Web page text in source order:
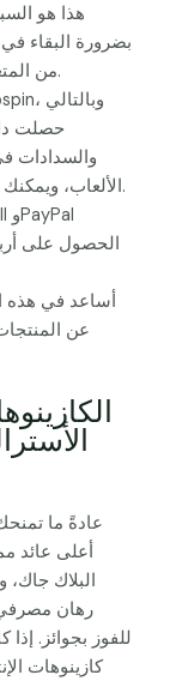
هذا هو
بضرورة البقاء في
من المتعة، وليس المال ثم وضع استراتيجية.
حصلت
والسدادات
الألعاب، ويمكنك الحصول على كلمات مكافأة صادقة.
الحصول على
أساعد في هذه
عن
عادةً ما
البلاك جاك،
رهان
للفوز بجوائز.
كازينوهات